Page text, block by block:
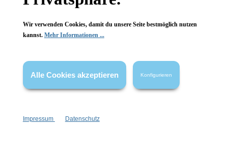
Wir verwenden Cookies, damit du unsere Seite bestmöglich nutzen
kannst. Mehr Informationen ...
Alle Cookies akzeptieren Konfigurieren
Impressum Datenschutz